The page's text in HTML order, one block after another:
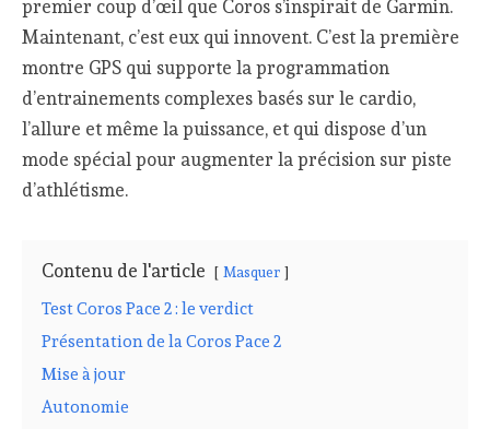
premier coup d’œil que Coros s’inspirait de Garmin.
Maintenant, c’est eux qui innovent. C’est la première
montre GPS qui supporte la programmation
d’entrainements complexes basés sur le cardio,
l’allure et même la puissance, et qui dispose d’un
mode spécial pour augmenter la précision sur piste
d’athlétisme.
Contenu de l'article Masquer
Test Coros Pace 2 : le verdict
Présentation de la Coros Pace 2
Mise à jour
Autonomie